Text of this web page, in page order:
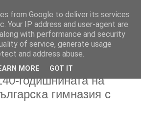
годишнината на
гимназия с
from Google to deliver its services
Your IP address and user-agent are
with performance and security
of service, generate usage
and address abuse.
MORE GOT IT